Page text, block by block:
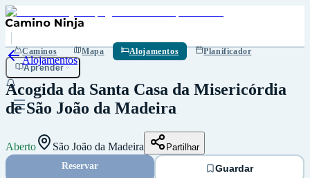
Caminos Mapa Alojamentos
Planificador
Aprender
Alojamentos
Acogida da Santa Casa da Misericórdia
de São João da Madeira
Aberto São João da Madeira Partilhar
Reservar Guardar